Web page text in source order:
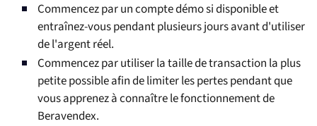
Commencez par un compte démo si disponible et
entraînez-vous pendant plusieurs jours avant d'utiliser
de l'argent réel.
Commencez par utiliser la taille de transaction la plus
petite possible afin de limiter les pertes pendant que
vous apprenez à connaître le fonctionnement de
Beravendex.